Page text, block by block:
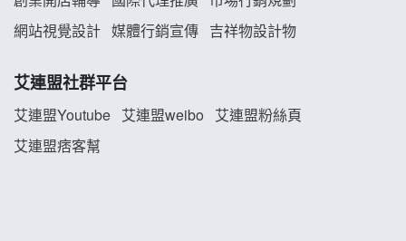
雞咕雞咕加盟說明會
TEA TOP加盟說明會
珍好味臭臭鍋加盟說明會
藍象廷泰式火鍋加盟說明會
網站視覺設計 媒體行銷宣傳 吉祥物設計物
艾連盟社群平台
艾連盟Youtube 艾連盟weibo
艾連盟粉絲頁
艾連盟痞客幫